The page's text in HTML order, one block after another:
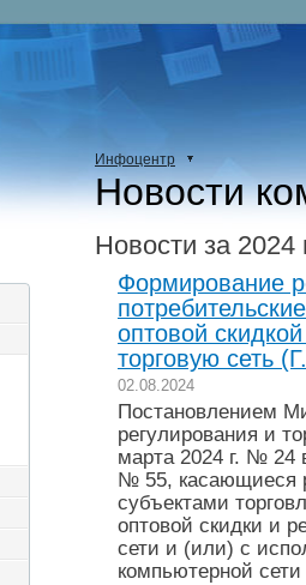
Инфоцентр
Новости
Новости за 2024
Формирование
оптовой
торговую сеть
02.08.2024
Постановлением
регулирования и
марта 2024 г. № 24
№ 55, касающиеся
субъектами
оптовой скидки и
сети и (или) с
компьютерной сети